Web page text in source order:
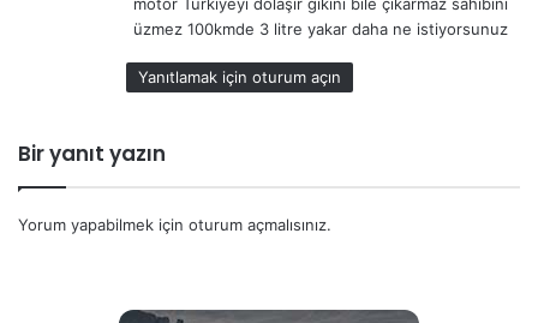
üzmez 100kmde 3 litre yakar daha ne istiyorsunuz
Yanıtlamak için oturum açın
Bir yanıt yazın
Yorum yapabilmek için oturum açmalısınız.